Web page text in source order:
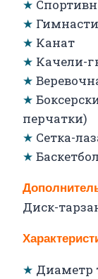
★
★
★ Канат
★ Качели-
★
★
перчатки)
★ Сетка-
★
Диск-
★ Диаметр